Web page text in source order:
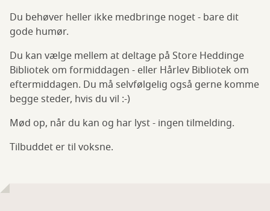
Du behøver heller ikke medbringe noget - bare dit
gode humør.
Du kan vælge mellem at deltage på Store Heddinge
Bibliotek om formiddagen - eller Hårlev Bibliotek om
eftermiddagen. Du må selvfølgelig også gerne komme
begge steder, hvis du vil :-)
Mød op, når du kan og har lyst - ingen tilmelding.
Tilbuddet er til voksne.